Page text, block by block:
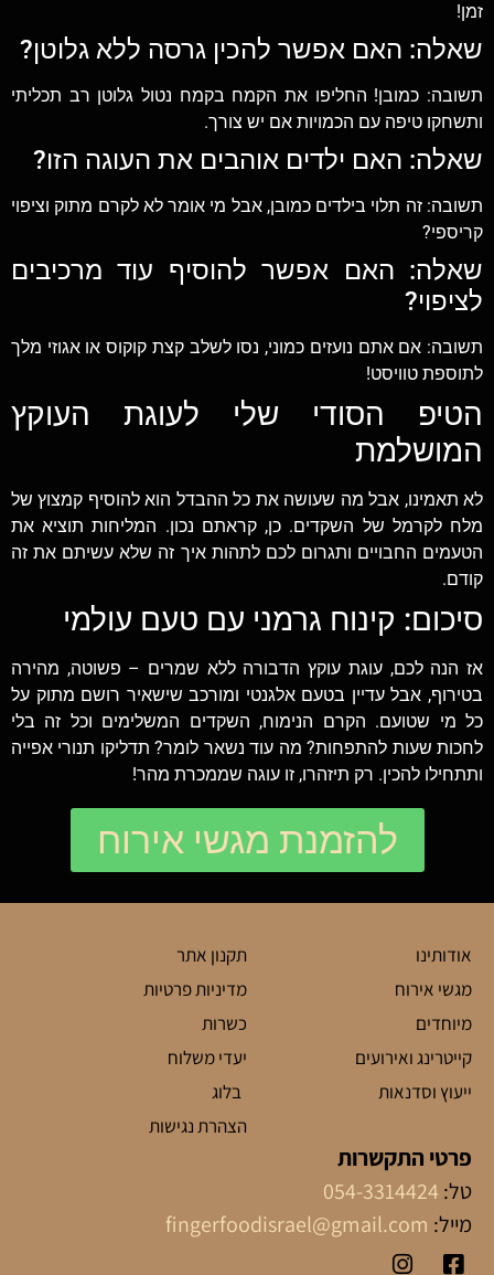
זמן!
שאלה: האם אפשר להכין גרסה ללא גלוטן?
תשובה: כמובן! החליפו את הקמח בקמח נטול גלוטן רב תכליתי
ותשחקו טיפה עם הכמויות אם יש צורך.
שאלה: האם ילדים אוהבים את העוגה הזו?
תשובה: זה תלוי בילדים כמובן, אבל מי אומר לא לקרם מתוק וציפוי
קריספי?
שאלה: האם אפשר להוסיף עוד מרכיבים
לציפוי?
תשובה: אם אתם נועזים כמוני, נסו לשלב קצת קוקוס או אגוזי מלך
לתוספת טוויסט!
הטיפ הסודי שלי לעוגת העוקץ
המושלמת
לא תאמינו, אבל מה שעושה את כל ההבדל הוא להוסיף קמצוץ של
מלח לקרמל של השקדים. כן, קראתם נכון. המליחות תוציא את
הטעמים החבויים ותגרום לכם לתהות איך זה שלא עשיתם את זה
קודם.
סיכום: קינוח גרמני עם טעם עולמי
אז הנה לכם, עוגת עוקץ הדבורה ללא שמרים – פשוטה, מהירה
בטירוף, אבל עדיין בטעם אלגנטי ומורכב שישאיר רושם מתוק על
כל מי שטועם. הקרם הנימוח, השקדים המשלימים וכל זה בלי
לחכות שעות להתפחות? מה עוד נשאר לומר? תדליקו תנורי אפייה
ותתחילו להכין. רק תיזהרו, זו עוגה שממכרת מהר!
להזמנת מגשי אירוח
אודותינו
מגשי אירוח
מיוחדים
קייטרינג ואירועים
ייעוץ וסדנאות
תקנון אתר
מדיניות פרטיות
כשרות
יעדי משלוח
בלוג
הצהרת נגישות
פרטי התקשרות
טל: 054-3314424
מייל: fingerfoodisrael@gmail.com